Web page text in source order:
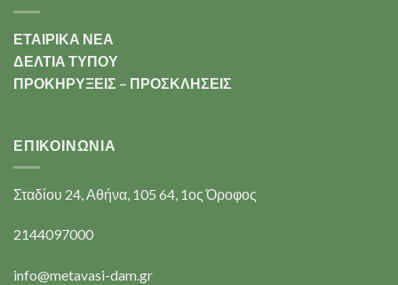
ΕΤΑΙΡΙΚΑ ΝΕΑ
ΔΕΛΤΙΑ ΤΥΠΟΥ
ΠΡΟΚΗΡΥΞΕΙΣ – ΠΡΟΣΚΛΗΣΕΙΣ
ΕΠΙΚΟΙΝΩΝΊΑ
Σταδίου 24, Αθήνα, 105 64, 1ος Όροφος
2144097000
info@metavasi-dam.gr